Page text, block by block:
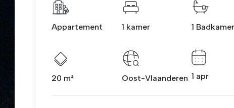
Appartement 1 kamer 1 Badkamer
20 m² Oost-Vlaanderen 1 apr